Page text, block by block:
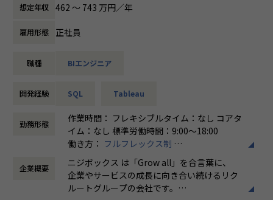
【詳細】
幅広い事業領域のサービスから日々膨大に蓄積されているリ
クルートのデータ。
Decision Making) を実現するために、ソフトウェア・エン
高いデータ環境の整備や BI ダッシュボードの開発などを推
具体的には下記の業務をご担当いただく予定です。
・データ環境（BI ダッシュボードやデータマート、アクセス
・レポートや業務支援ソリューションとしての BI ダッシュ
ボードの開発・運用
・データの品質基準策定、それらをモニタリング・維持する
想定年収 462 〜 743 万円／年
雇用形態 正社員
職種 BIエンジニア
開発経験 SQL Tableau
勤務形態
作業時間： フレキシブルタイム：なし コアタ
イム：なし 標準労働時間：9:00〜18:00
働き方： フルフレックス制
時間外労働の有無： 有（月平均5時間～10時
間）
休憩時間： 60分
企業概要
ニジボックス は「Grow all」を合言葉に、
企業やサービスの成長に向き合い続けるリク
ルートグループの会社です。